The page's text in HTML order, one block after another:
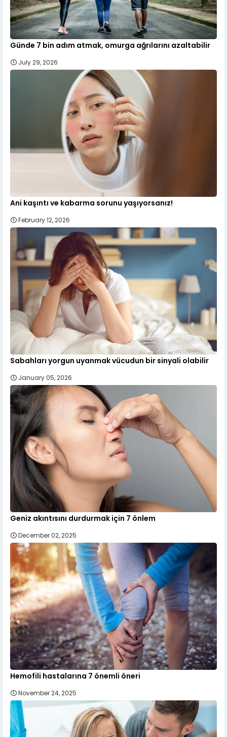
Günde 7 bin adım atmak, omurga ağrılarını azaltabilir
July 29, 2026
Ani kaşıntı ve kabarma sorunu yaşıyorsanız!
February 12, 2026
Sabahları yorgun uyanmak vücudun bir sinyali olabilir
January 05, 2026
Geniz akıntısını durdurmak için 7 önlem
December 02, 2025
Hemofili hastalarına 7 önemli öneri
November 24, 2025